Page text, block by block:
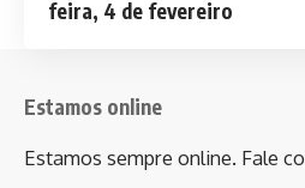
feira, 4 de fevereiro
Estamos online
Estamos sempre online. Fale